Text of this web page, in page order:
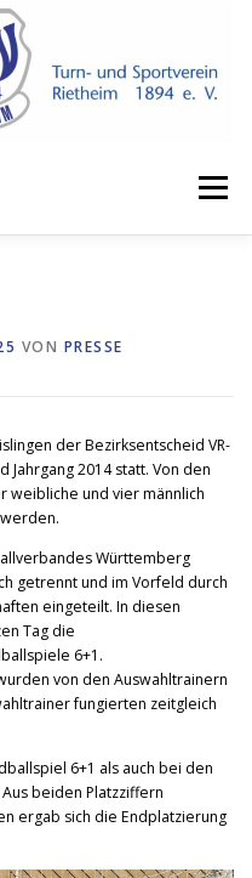
Menü
VON PRESSE
der Bezirksentscheid VR-
Jahrgang 2014statt. Von den
weibliche und vier männlich
Württemberg
getrennt und im Vorfeld durch
eingeteilt. In diesen
Tag die
6+1.
von den Auswahltrainern
fungierten zeitgleich
6+1 als auch bei den
beiden Platzziffern
ergab sich die Endplatzierung